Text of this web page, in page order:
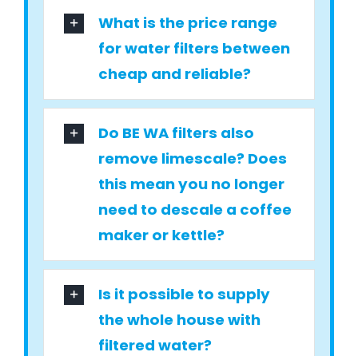
What is the price range
for water filters between
cheap and reliable?
Do BE WA filters also
remove limescale? Does
this mean you no longer
need to descale a coffee
maker or kettle?
Is it possible to supply
the whole house with
filtered water?